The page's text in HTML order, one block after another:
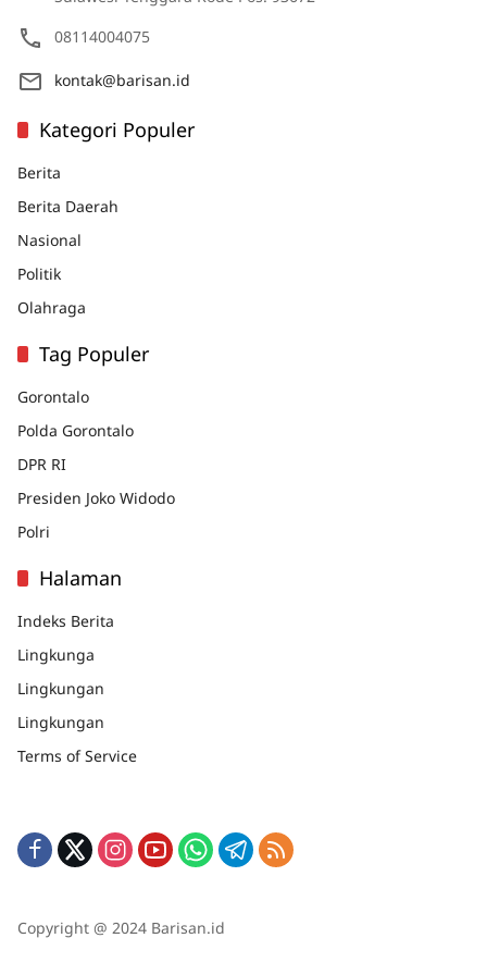
08114004075
kontak@barisan.id
Kategori Populer
Berita
Berita Daerah
Nasional
Politik
Olahraga
Tag Populer
Gorontalo
Polda Gorontalo
DPR RI
Presiden Joko Widodo
Polri
Halaman
Indeks Berita
Lingkunga
Lingkungan
Lingkungan
Terms of Service
Copyright @ 2024 Barisan.id